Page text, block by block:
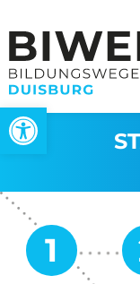
Werkzeugleiste öffnen